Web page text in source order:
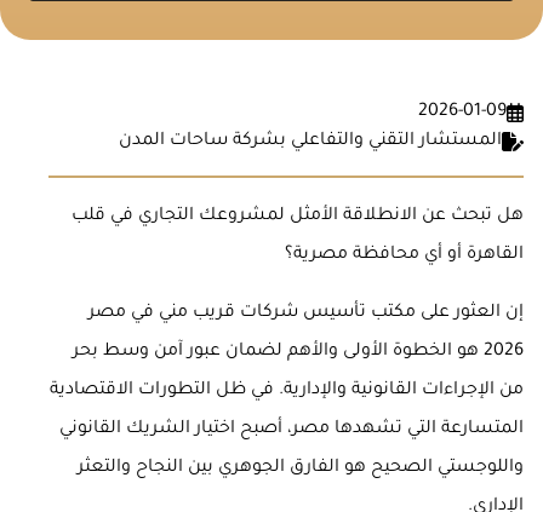
2026-01-09
المستشار التقني والتفاعلي بشركة ساحات المدن
هل تبحث عن الانطلاقة الأمثل لمشروعك التجاري في قلب
القاهرة أو أي محافظة مصرية؟
إن العثور على مكتب تأسيس شركات قريب مني في مصر
2026 هو الخطوة الأولى والأهم لضمان عبور آمن وسط بحر
من الإجراءات القانونية والإدارية. في ظل التطورات الاقتصادية
المتسارعة التي تشهدها مصر، أصبح اختيار الشريك القانوني
واللوجستي الصحيح هو الفارق الجوهري بين النجاح والتعثر
الإداري.